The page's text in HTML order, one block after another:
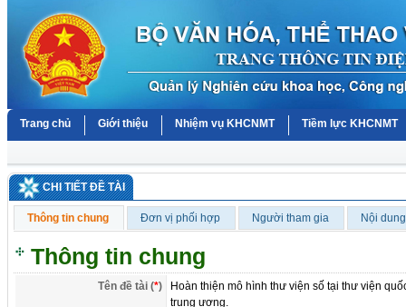
Trang chủ Giới thiệu Nhiệm vụ KHCNMT Tiềm lực KHCNMT
CHI TIẾT ĐỀ TÀI
Thông tin chung Đơn vị phối hợp Người tham gia Nội
Thông tin chung
Tên đề tài (*)
Hoàn thiện mô hình thư viện số tại thư viện
trung ương.